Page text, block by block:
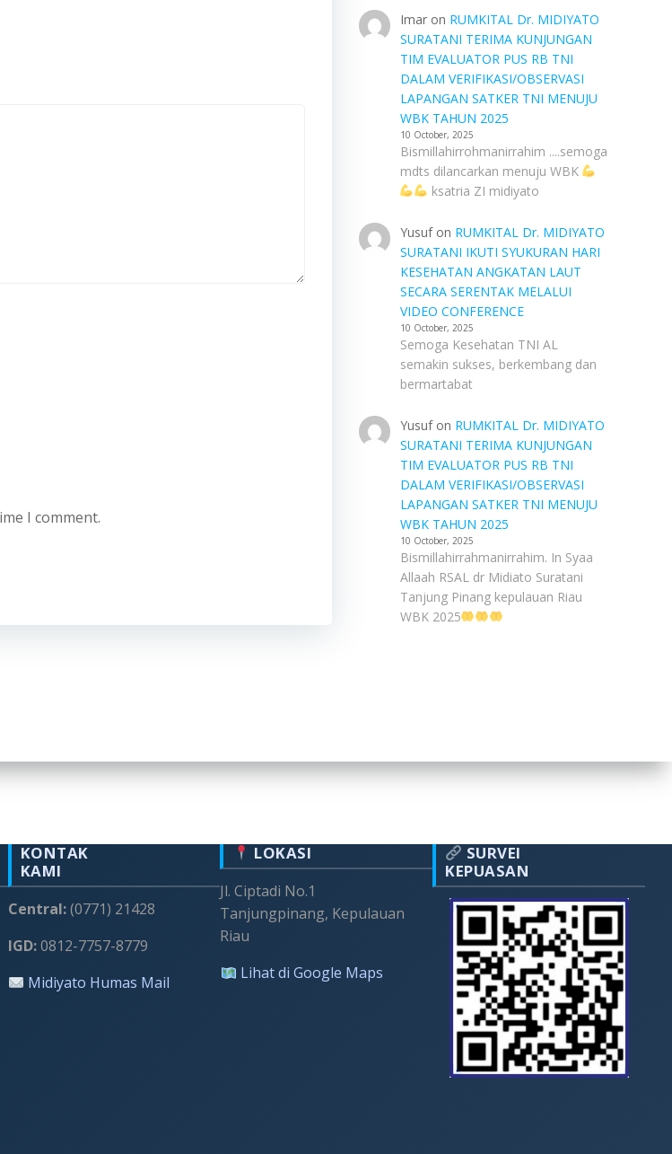
I comment.
Imaron RUMKITAL Dr. MIDIYATO
SURATANI TERIMA KUNJUNGAN
TIM EVALUATOR PUS RB TNI
DALAM VERIFIKASI/OBSERVASI
LAPANGAN SATKER TNI MENUJU
WBK TAHUN 2025
10 October, 2025
Bismillahirrohmanirrahim ....semoga
mdts dilancarkan menuju WBK
ksatria ZI midiyato
Yusufon RUMKITAL Dr. MIDIYATO
SURATANI IKUTI SYUKURAN HARI
KESEHATAN ANGKATAN LAUT
SECARA SERENTAK MELALUI
VIDEO CONFERENCE
10 October, 2025
Semoga Kesehatan TNI AL
semakin sukses, berkembang dan
bermartabat
Yusufon RUMKITAL Dr. MIDIYATO
SURATANI TERIMA KUNJUNGAN
TIM EVALUATOR PUS RB TNI
DALAM VERIFIKASI/OBSERVASI
LAPANGAN SATKER TNI MENUJU
WBK TAHUN 2025
10 October, 2025
Bismillahirrahmanirrahim. In Syaa
Allaah RSAL dr Midiato Suratani
Tanjung Pinang kepulauan Riau
WBK 2025
KONTAK
KAMI
Central:(0771) 21428
IGD:0812-7757-8779
Midiyato Humas Mail
LOKASI
Jl. Ciptadi No.1
Tanjungpinang, Kepulauan
Riau
Lihat di Google Maps
SURVEI
KEPUASAN